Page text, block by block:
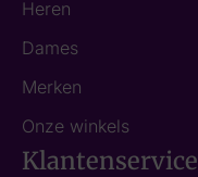
Heren
Dames
Merken
Onze winkels
Klantenservice